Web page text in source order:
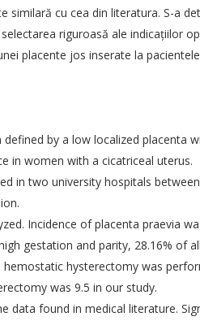
cu cea din literatura. S-a
riguroasă ale indicaţiilor
placente jos inserate la
by a low localized
in women with a cicatriceal uterus.
in two university hospitals
Incidence of placenta praevia
gestation and parity, 28.16% of
hysterectomy was
was 9.5 in our study.
data found in medical literature.